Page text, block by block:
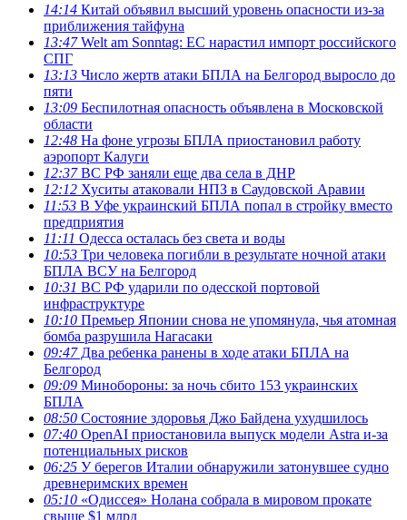
14:14 Китай объявил высший уровень опасности из-за
приближения тайфуна
13:47Welt am Sonntag: ЕС нарастил импорт российского
СПГ
13:13 Число жертв атаки БПЛА на Белгород выросло до
пяти
13:09 Беспилотная опасность объявлена в Московской
области
12:48 На фоне угрозы БПЛА приостановил работу
аэропорт Калуги
12:37ВС РФ заняли еще два села в ДНР
12:12 Хуситы атаковали НПЗ в Саудовской Аравии
11:53 В Уфе украинский БПЛА попал в стройку вместо
предприятия
11:11 Одесса осталась без света и воды
10:53 Три человека погибли в результате ночной атаки
БПЛА ВСУ на Белгород
10:31 ВС РФ ударили по одесской портовой
инфраструктуре
10:10 Премьер Японии снова не упомянула, чья атомная
бомба разрушила Нагасаки
09:47Два ребенка ранены в ходе атаки БПЛА на
Белгород
09:09 Минобороны: за ночь сбито 153 украинских
БПЛА
08:50 Состояние здоровья Джо Байдена ухудшилось
07:40 OpenAI приостановила выпуск модели Astra и-за
потенциальных рисков
06:25 У берегов Италии обнаружили затонувшее судно
древнеримских времен
05:10 «Одиссея» Нолана собрала в мировом прокате
свыше $1 млрд